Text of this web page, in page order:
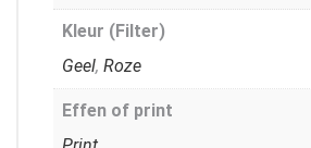
Kleur (Filter)
Geel, Roze
Effen of print